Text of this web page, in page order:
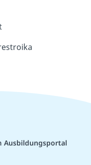
Ausbildungsportal